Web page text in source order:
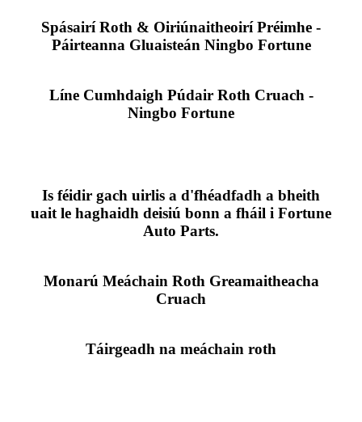
Spásairí Roth & Oiriúnaitheoirí Préimhe -
Páirteanna Gluaisteán Ningbo Fortune
Líne Cumhdaigh Púdair Roth Cruach -
Ningbo Fortune
Is féidir gach uirlis a d'fhéadfadh a bheith
uait le haghaidh deisiú bonn a fháil i Fortune
Auto Parts.
Monarú Meáchain Roth Greamaitheacha
Cruach
Táirgeadh na meáchain roth